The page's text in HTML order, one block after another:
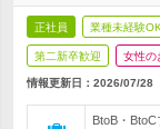
正社員 業種未経験OK
第二新卒歓迎 女性の
情報更新日：2026/07/28
BtoB・